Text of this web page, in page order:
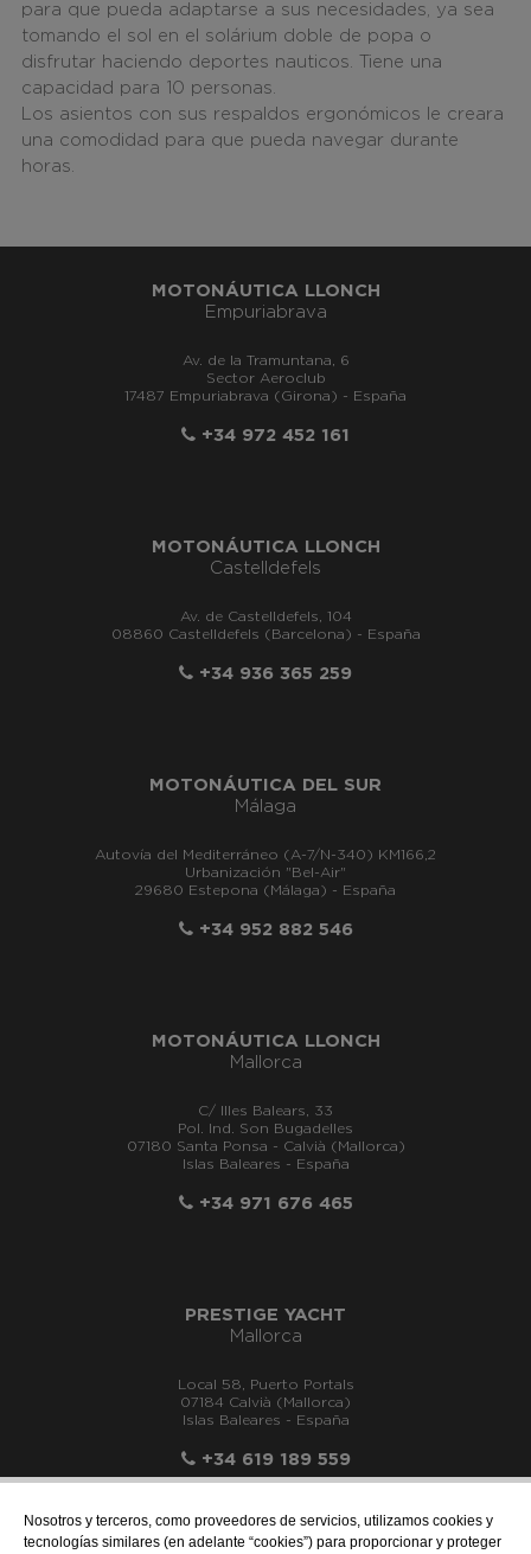
para que pueda adaptarse a sus necesidades, ya sea
tomando el sol en el solárium doble de popa o
disfrutar haciendo deportes nauticos. Tiene una
capacidad para 10 personas.
Los asientos con sus respaldos ergonómicos le creara
una comodidad para que pueda navegar durante
horas.
Nosotros y terceros, como proveedores de servicios, utilizamos cookies y
tecnologías similares (en adelante “cookies”) para proporcionar y proteger
MOTONÁUTICA LLONCH
Empuriabrava
Av. de la Tramuntana, 6
Sector Aeroclub
17487 Empuriabrava (Girona) - España
+34 972 452 161
MOTONÁUTICA LLONCH
Castelldefels
Av. de Castelldefels, 104
08860 Castelldefels (Barcelona) - España
+34 936 365 259
MOTONÁUTICA DEL SUR
Málaga
Autovía del Mediterráneo (A-7/N-340) KM166,2
Urbanización "Bel-Air"
29680 Estepona (Málaga) - España
+34 952 882 546
MOTONÁUTICA LLONCH
Mallorca
C/ Illes Balears, 33
Pol. Ind. Son Bugadelles
07180 Santa Ponsa - Calvià (Mallorca)
Islas Baleares - España
+34 971 676 465
PRESTIGE YACHT
Mallorca
Local 58, Puerto Portals
07184 Calvià (Mallorca)
Islas Baleares - España
+34 619 189 559